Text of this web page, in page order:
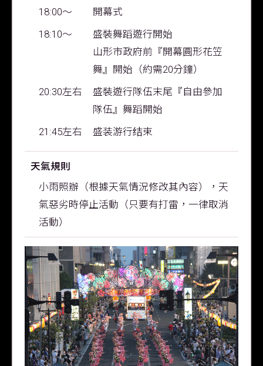
18:00～
開幕式
18:10～
盛裝舞蹈遊行開始
山形市政府前『開幕圓形花笠
舞』開始（約需20分鐘）
20:30左右
盛裝遊行隊伍末尾『自由參加
隊伍』舞蹈開始
21:45左右
盛装游行结束
天氣規則
小雨照辦（根據天氣情況修改其內容），天
氣惡劣時停止活動（只要有打雷，一律取消
活動）